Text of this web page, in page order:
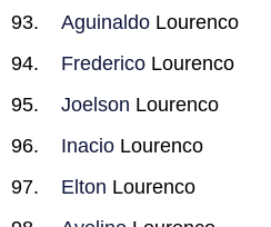
Aguinaldo Lourenco
Frederico Lourenco
Joelson Lourenco
Inacio Lourenco
Elton Lourenco